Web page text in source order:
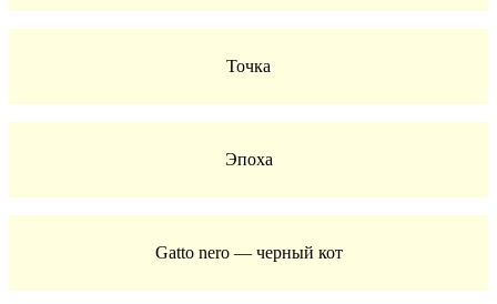
Точка
Эпоха
Gatto nero — черный кот